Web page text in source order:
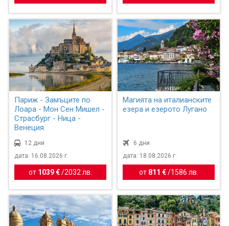
Париж - Замъците по
Лоара - Мон Сен Мишел -
Страсбург - Ница -
Венеция
12 дни
дата: 16.08.2026 г.
от 1039 € /2032 лв.
Магията на италианските
езера и езерото Лугано
6 дни
дата: 18.08.2026 г.
от 811 €/ 1586 лв.